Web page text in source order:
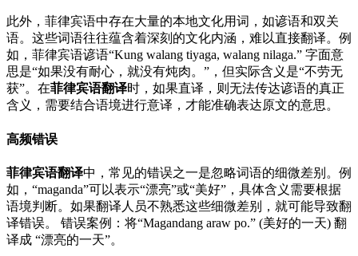
此外，菲律宾语中存在大量的本地文化用词，如谚语和双关
语。这些词语往往蕴含着深刻的文化内涵，难以直接翻译。例
如，菲律宾语谚语“Kung walang tiyaga, walang nilaga.” 字面意
思是“如果没有耐心，就没有炖肉。”，但实际含义是“不劳无
获”。在菲律宾语翻译时，如果直译，则无法传达谚语的真正
含义，需要结合语境进行意译，才能准确表达原文的意思。
高频错误
菲律宾语翻译中，常见的错误之一是忽略词语的细微差别。例
如，“maganda”可以表示“漂亮”或“美好”，具体含义需要根据
语境判断。如果翻译人员不熟悉这些细微差别，就可能导致翻
译错误。 错误案例：将“Magandang araw po.” (美好的一天) 翻
译成 “漂亮的一天”。